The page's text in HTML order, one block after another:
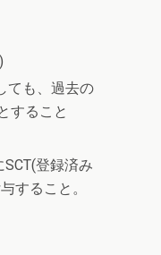
ても、過去の
すること
登録済み
すること。